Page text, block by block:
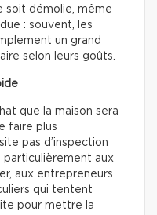
soit démolie, même
: souvent, les
un grand
selon leurs goûts.
que la maison sera
faire plus
pas d’inspection
aux
aux entrepreneurs
qui tentent
pour mettre la